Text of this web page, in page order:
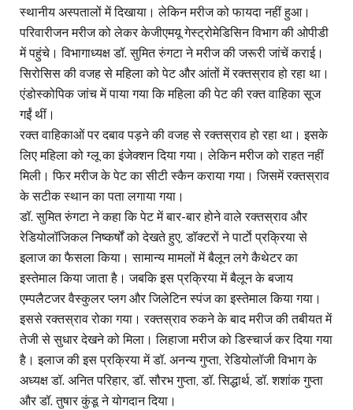
स्थानीय अस्पतालों में दिखाया। लेकिन मरीज को फायदा नहीं हुआ।
परिवारीजन मरीज को लेकर केजीएमयू गेस्ट्रोमेडिसिन विभाग की ओपीडी
में पहुंचे। विभागाध्यक्ष डॉ. सुमित रुंगटा ने मरीज की जरूरी जांचें कराई।
सिरोसिस की वजह से महिला को पेट और आंतों में रक्तस्राव हो रहा था।
एंडोस्कोपिक जांच में पाया गया कि महिला की पेट की रक्त वाहिका सूज
गईं थीं।
रक्त वाहिकाओं पर दबाव पड़ने की वजह से रक्तस्राव हो रहा था। इसके
लिए महिला को ग्लू का इंजेक्शन दिया गया। लेकिन मरीज को राहत नहीं
मिली। फिर मरीज के पेट का सीटी स्कैन कराया गया। जिसमें रक्तस्राव
के सटीक स्थान का पता लगाया गया।
डॉ. सुमित रुंगटा ने कहा कि पेट में बार-बार होने वाले रक्तस्राव और
रेडियोलॉजिकल निष्कर्षों को देखते हुए, डॉक्टरों ने पार्टाे प्रक्रिया से
इलाज का फैसला किया। सामान्य मामलों में बैलून लगे कैथेटर का
इस्तेमाल किया जाता है। जबकि इस प्रक्रिया में बैलून के बजाय
एम्पलैटजर वैस्कुलर प्लग और जिलेटिन स्पंज का इस्तेमाल किया गया।
इससे रक्तस्राव रोका गया। रक्तस्राव रुकने के बाद मरीज की तबीयत में
तेजी से सुधार देखने को मिला। लिहाजा मरीज को डिस्चार्ज कर दिया गया
है। इलाज की इस प्रक्रिया में डॉ. अनन्य गुप्ता, रेडियोलॉजी विभाग के
अध्यक्ष डॉ. अनित परिहार, डॉ. सौरभ गुप्ता, डॉ. सिद्धार्थ, डॉ. शशांक गुप्ता
और डॉ. तुषार कुंडू ने योगदान दिया।